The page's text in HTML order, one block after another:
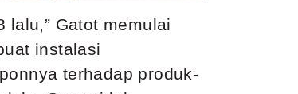
Gatot memulai
instalasi
terhadap produk-